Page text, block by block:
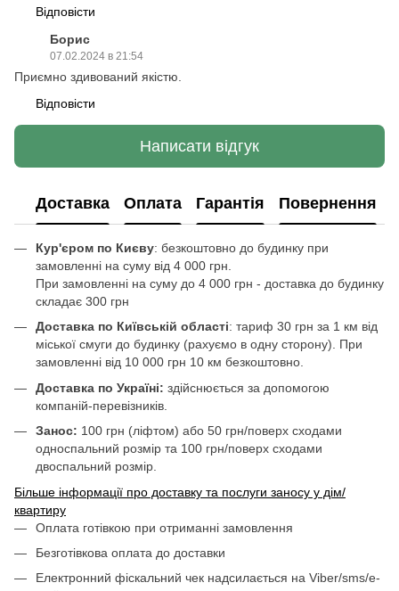
Відповісти
Борис
07.02.2024 в 21:54
Приємно здивований якістю.
Відповісти
Написати відгук
Доставка Оплата Гарантія Повернення
Кур'єром по Києву: безкоштовно до будинку при
замовленні на суму від 4 000 грн.
При замовленні на суму до 4 000 грн - доставка до будинку
складає 300 грн
Доставка по Київській області: тариф 30 грн за 1 км від
міської смуги до будинку (рахуємо в одну сторону). При
замовленні від 10 000 грн 10 км безкоштовно.
Доставка по Україні: здійснюється за допомогою
компаній-перевізників.
Занос: 100 грн (ліфтом) або 50 грн/поверх сходами
односпальний розмір та 100 грн/поверх сходами
двоспальний розмір.
Більше інформації про доставку та послуги заносу у дім/
квартиру
Оплата готівкою при отриманні замовлення
Безготівкова оплата до доставки
Електронний фіскальний чек надсилається на Viber/sms/e-